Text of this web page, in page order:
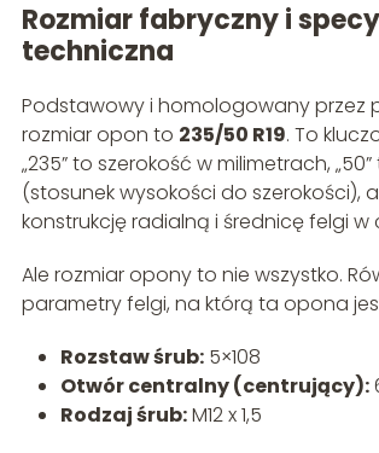
Rozmiar fabryczny i
techniczna
Podstawowy i homologowany przez
rozmiar opon to 235/50 R19. To
„235” to szerokość w milimetrach,
(stosunek wysokości do szerokości), a
konstrukcję radialną i średnicę felgi w
Ale rozmiar opony to nie wszystko.
parametry felgi, na którą ta opona
Rozstaw śrub:5×108
Otwór centralny (centrujący):
Rodzaj śrub:M12 x 1,5